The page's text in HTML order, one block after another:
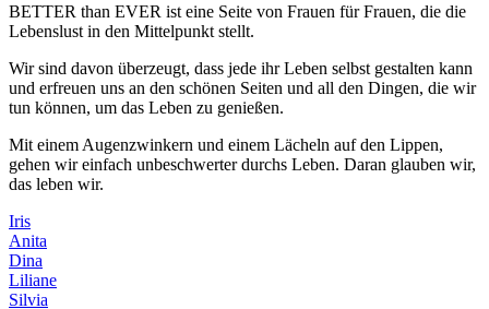
BETTER than EVER ist eine Seite von Frauen für Frauen, die die
Lebenslust in den Mittelpunkt stellt.
Wir sind davon überzeugt, dass jede ihr Leben selbst gestalten kann
und erfreuen uns an den schönen Seiten und all den Dingen, die wir
tun können, um das Leben zu genießen.
Mit einem Augenzwinkern und einem Lächeln auf den Lippen,
gehen wir einfach unbeschwerter durchs Leben. Daran glauben wir,
das leben wir.
Iris
Anita
Dina
Liliane
Silvia